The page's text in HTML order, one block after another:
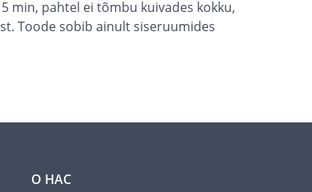
min, pahtel ei tõmbu kuivades kokku,
Toode sobib ainult siseruumides
О НАС